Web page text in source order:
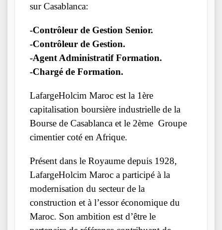
sur Casablanca:
-Contrôleur de Gestion Senior.
-Contrôleur de Gestion.
-Agent Administratif Formation.
-Chargé de Formation.
LafargeHolcim Maroc est la 1ère
capitalisation boursière industrielle de la
Bourse de Casablanca et le 2ème Groupe
cimentier coté en Afrique.
Présent dans le Royaume depuis 1928,
LafargeHolcim Maroc a participé à la
modernisation du secteur de la
construction et à l’essor économique du
Maroc. Son ambition est d’être le